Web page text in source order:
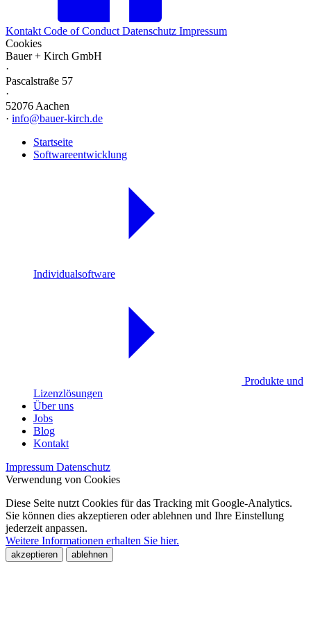
Kontakt Code of Conduct Datenschutz Impressum
Cookies
Bauer + Kirch GmbH
·
Pascalstraße 57
·
52076 Aachen
· info@bauer-kirch.de
Startseite
Softwareentwicklung
Individualsoftware
Produkte und
Lizenzlösungen
Über uns
Jobs
Blog
Kontakt
Impressum Datenschutz
Verwendung von Cookies
Diese Seite nutzt Cookies für das Tracking mit Google-Analytics.
Sie können dies akzeptieren oder ablehnen und Ihre Einstellung
jederzeit anpassen.
Weitere Informationen erhalten Sie hier.
akzeptieren ablehnen